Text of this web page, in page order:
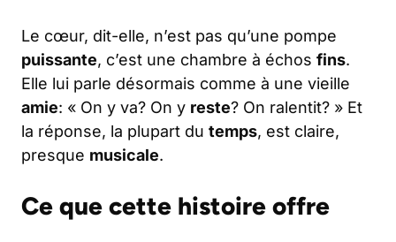
Le cœur, dit-elle, n’est pas qu’une pompe
puissante, c’est une chambre à échos fins.
Elle lui parle désormais comme à une vieille
amie: « On y va? On y reste? On ralentit? » Et
la réponse, la plupart du temps, est claire,
presque musicale.
Ce que cette histoire offre